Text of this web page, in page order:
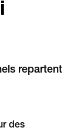
repartent
des